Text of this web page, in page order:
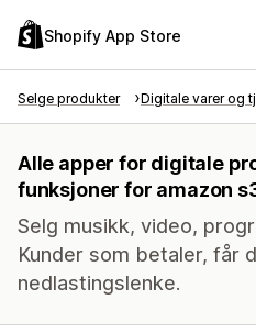
Shopify App Store
Selge produkter Digitale varer og
Alle apper for digitale
funksjoner for amazon
Selg musikk, video,
Kunder som betaler, får
nedlastingslenke.